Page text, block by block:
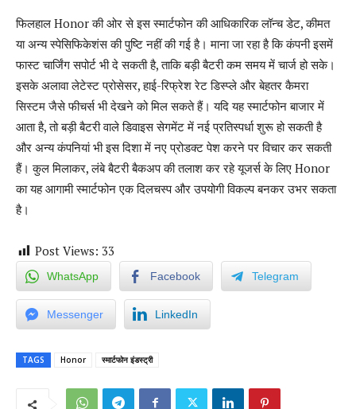
फिलहाल Honor की ओर से इस स्मार्टफोन की आधिकारिक लॉन्च डेट, कीमत
या अन्य स्पेसिफिकेशंस की पुष्टि नहीं की गई है। माना जा रहा है कि कंपनी इसमें
फास्ट चार्जिंग सपोर्ट भी दे सकती है, ताकि बड़ी बैटरी कम समय में चार्ज हो सके।
इसके अलावा लेटेस्ट प्रोसेसर, हाई-रिफ्रेश रेट डिस्प्ले और बेहतर कैमरा
सिस्टम जैसे फीचर्स भी देखने को मिल सकते हैं। यदि यह स्मार्टफोन बाजार में
आता है, तो बड़ी बैटरी वाले डिवाइस सेगमेंट में नई प्रतिस्पर्धा शुरू हो सकती है
और अन्य कंपनियां भी इस दिशा में नए प्रोडक्ट पेश करने पर विचार कर सकती
हैं। कुल मिलाकर, लंबे बैटरी बैकअप की तलाश कर रहे यूजर्स के लिए Honor
का यह आगामी स्मार्टफोन एक दिलचस्प और उपयोगी विकल्प बनकर उभर सकता
है।
Post Views: 33
WhatsApp Facebook Telegram
Messenger LinkedIn
TAGS Honor स्मार्टफोन इंडस्ट्री